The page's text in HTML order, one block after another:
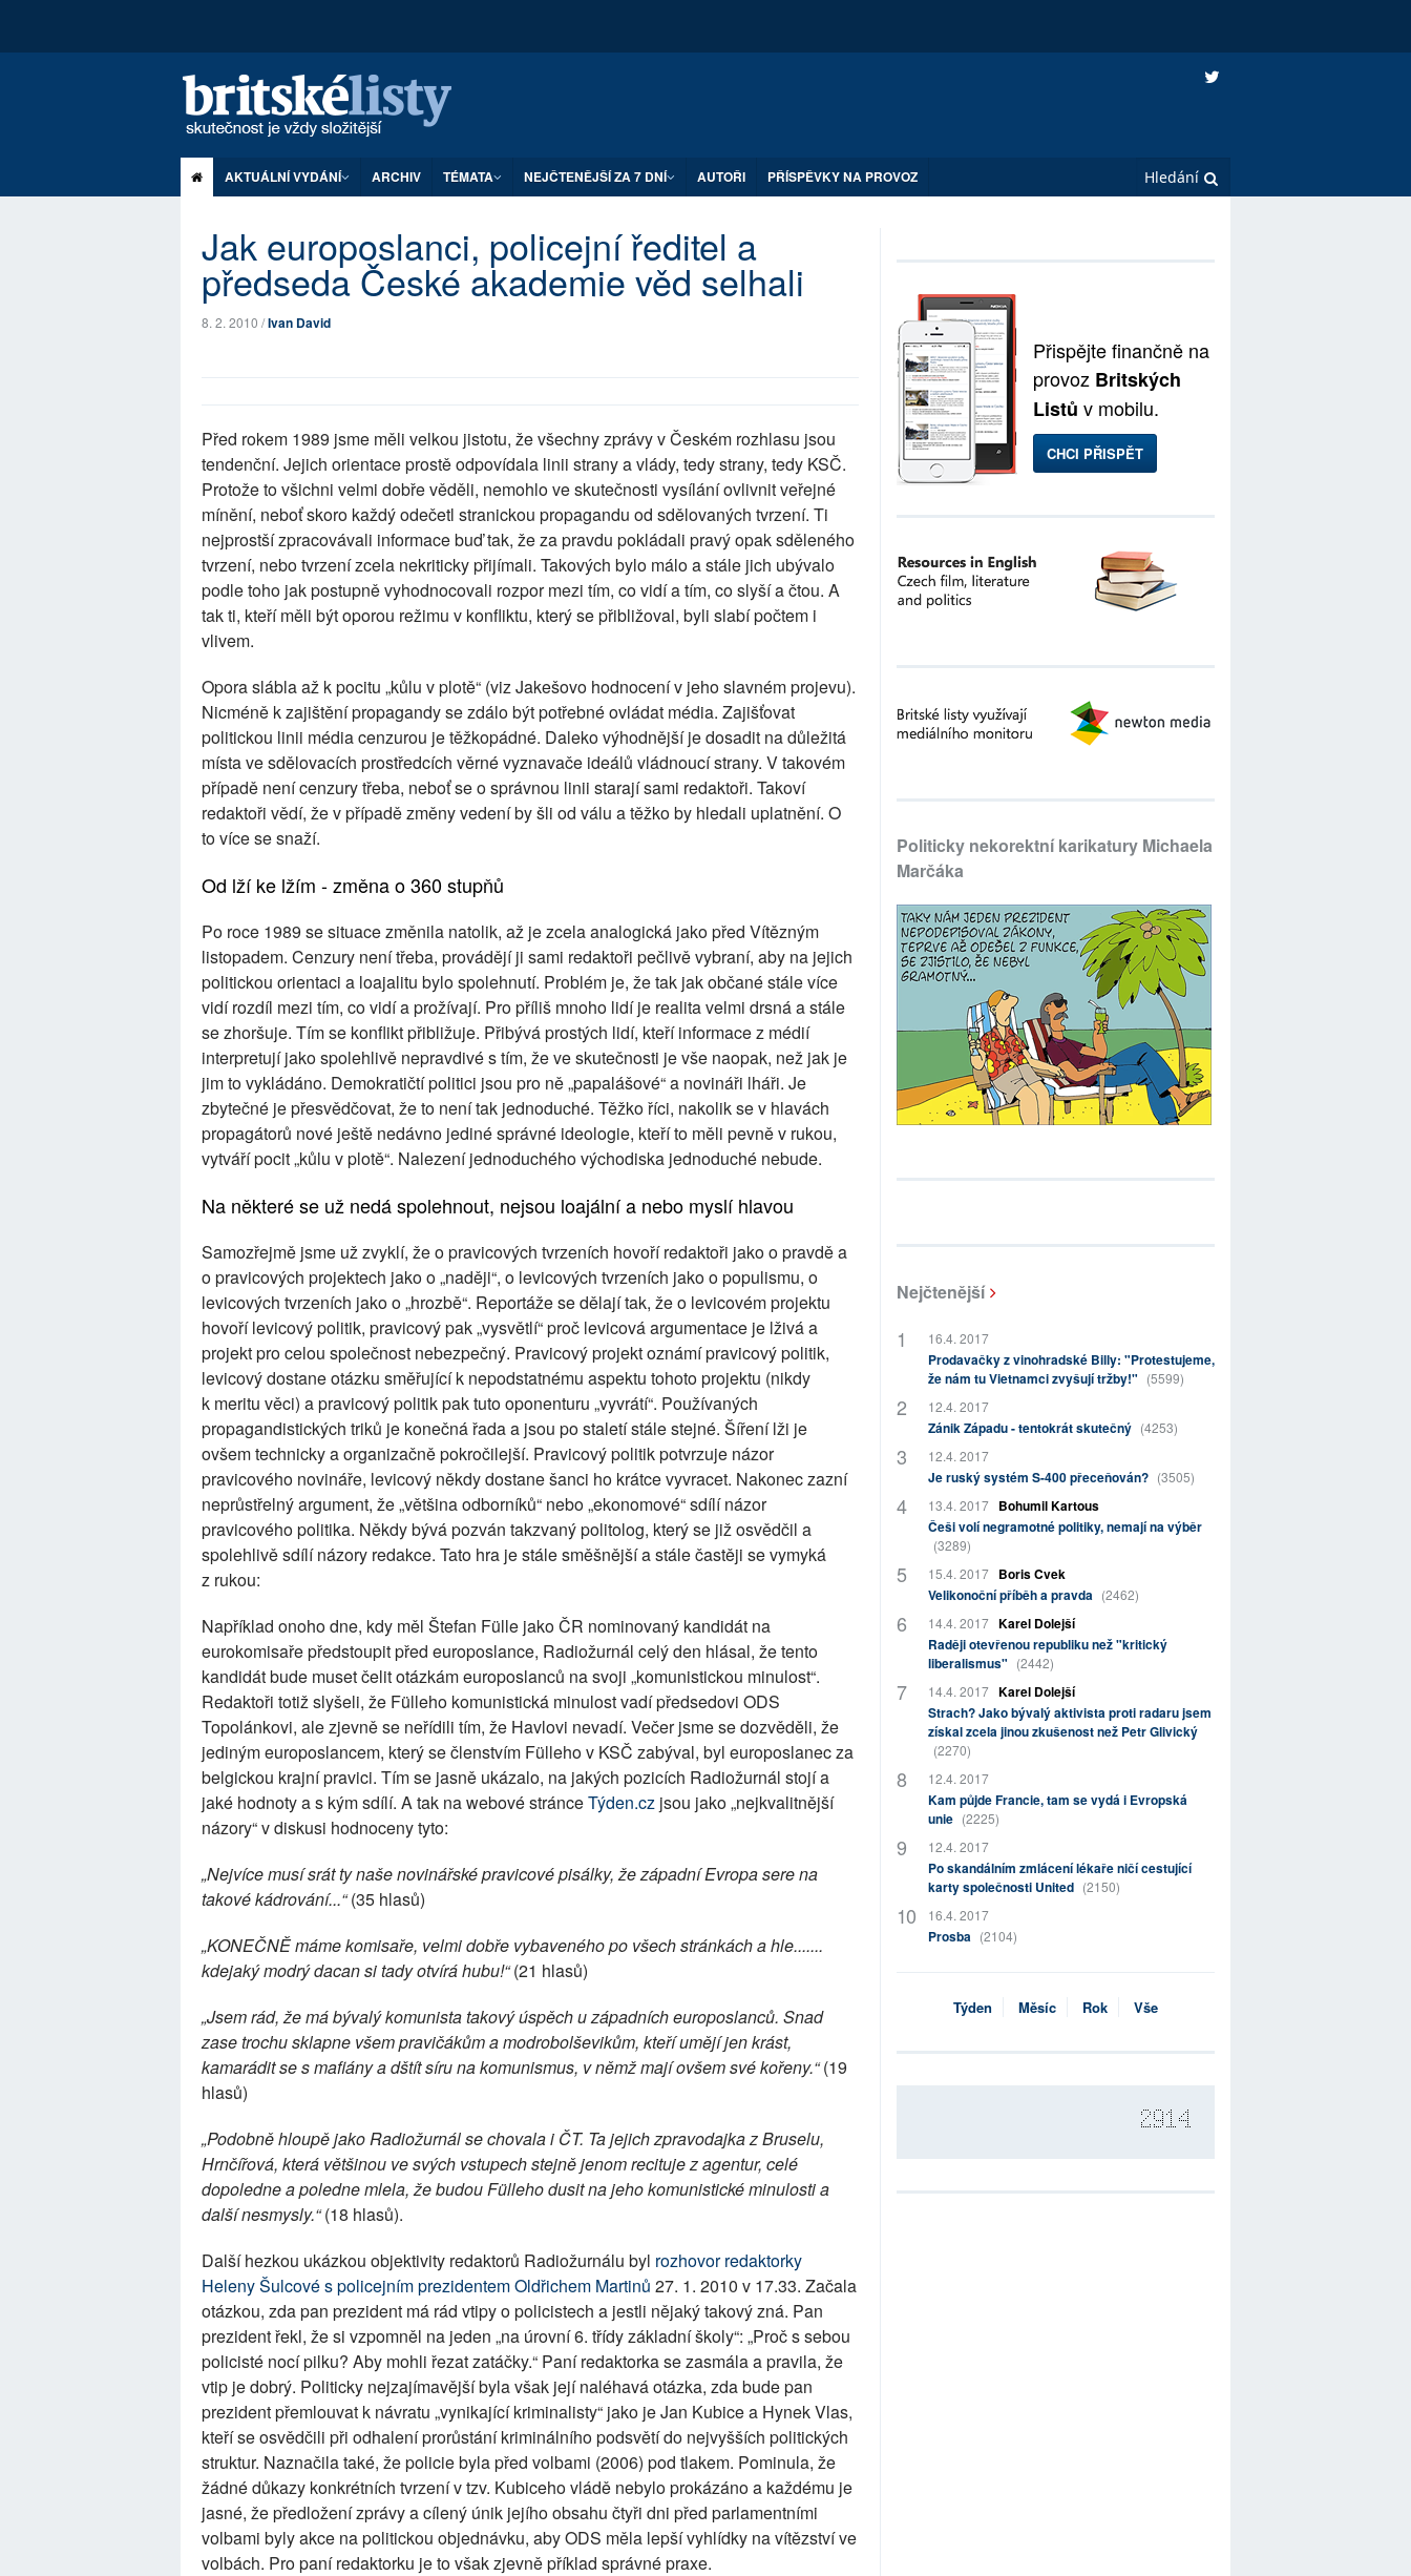
AKTUÁLNÍ VYDÁNÍ ARCHIV TÉMATA NEJČTENĚJŠÍ ZA 7 DNÍ AUTOŘI PŘÍSPĚVKY NA PROVOZ
Jak europoslanci, policejní ředitel a
předseda České akademie věd selhali
8. 2. 2010 /Ivan David
Před rokem 1989 jsme měli velkou jistotu, že všechny zprávy v Českém rozhlasu jsou
tendenční. Jejich orientace prostě odpovídala linii strany a vlády, tedy strany, tedy KSČ.
Protože to všichni velmi dobře věděli, nemohlo ve skutečnosti vysílání ovlivnit veřejné
mínění, neboť skoro každý odečetl stranickou propagandu od sdělovaných tvrzení. Ti
nejprostší zpracovávali informace buď tak, že za pravdu pokládali pravý opak sděleného
tvrzení, nebo tvrzení zcela nekriticky přijímali. Takových bylo málo a stále jich ubývalo
podle toho jak postupně vyhodnocovali rozpor mezi tím, co vidí a tím, co slyší a čtou. A
tak ti, kteří měli být oporou režimu v konfliktu, který se přibližoval, byli slabí počtem i
vlivem.
Opora slábla až k pocitu „kůlu v plotě“ (viz Jakešovo hodnocení v jeho slavném projevu).
Nicméně k zajištění propagandy se zdálo být potřebné ovládat média. Zajišťovat
politickou linii média cenzurou je těžkopádné. Daleko výhodnější je dosadit na důležitá
místa ve sdělovacích prostředcích věrné vyznavače ideálů vládnoucí strany. V takovém
případě není cenzury třeba, neboť se o správnou linii starají sami redaktoři. Takoví
redaktoři vědí, že v případě změny vedení by šli od válu a těžko by hledali uplatnění. O
to více se snaží.
Od lží ke lžím - změna o 360 stupňů
Po roce 1989 se situace změnila natolik, až je zcela analogická jako před Vítězným
listopadem. Cenzury není třeba, provádějí ji sami redaktoři pečlivě vybraní, aby na jejich
politickou orientaci a loajalitu bylo spolehnutí. Problém je, že tak jak občané stále více
vidí rozdíl mezi tím, co vidí a prožívají. Pro příliš mnoho lidí je realita velmi drsná a stále
se zhoršuje. Tím se konflikt přibližuje. Přibývá prostých lidí, kteří informace z médií
interpretují jako spolehlivě nepravdivé s tím, že ve skutečnosti je vše naopak, než jak je
jim to vykládáno. Demokratičtí politici jsou pro ně „papalášové“ a novináři lháři. Je
zbytečné je přesvědčovat, že to není tak jednoduché. Těžko říci, nakolik se v hlavách
propagátorů nové ještě nedávno jediné správné ideologie, kteří to měli pevně v rukou,
vytváří pocit „kůlu v plotě“. Nalezení jednoduchého východiska jednoduché nebude.
Na některé se už nedá spolehnout, nejsou loajální a nebo myslí hlavou
Samozřejmě jsme už zvyklí, že o pravicových tvrzeních hovoří redaktoři jako o pravdě a
o pravicových projektech jako o „naději“, o levicových tvrzeních jako o populismu, o
levicových tvrzeních jako o „hrozbě“. Reportáže se dělají tak, že o levicovém projektu
hovoří levicový politik, pravicový pak „vysvětlí“ proč levicová argumentace je lživá a
projekt pro celou společnost nebezpečný. Pravicový projekt oznámí pravicový politik,
levicový dostane otázku směřující k nepodstatnému aspektu tohoto projektu (nikdy
k meritu věci) a pravicový politik pak tuto oponenturu „vyvrátí“. Používaných
propagandistických triků je konečná řada a jsou po staletí stále stejné. Šíření lži je
ovšem technicky a organizačně pokročilejší. Pravicový politik potvrzuje názor
pravicového novináře, levicový někdy dostane šanci ho krátce vyvracet. Nakonec zazní
neprůstřelný argument, že „většina odborníků“ nebo „ekonomové“ sdílí názor
pravicového politika. Někdy bývá pozván takzvaný politolog, který se již osvědčil a
spolehlivě sdílí názory redakce. Tato hra je stále směšnější a stále častěji se vymyká
z rukou:
Například onoho dne, kdy měl Štefan Fülle jako ČR nominovaný kandidát na
eurokomisaře předstoupit před europoslance, Radiožurnál celý den hlásal, že tento
kandidát bude muset čelit otázkám europoslanců na svoji „komunistickou minulost“.
Redaktoři totiž slyšeli, že Fülleho komunistická minulost vadí předsedovi ODS
Topolánkovi, ale zjevně se neřídili tím, že Havlovi nevadí. Večer jsme se dozvěděli, že
jediným europoslancem, který se členstvím Fülleho v KSČ zabýval, byl europoslanec za
belgickou krajní pravici. Tím se jasně ukázalo, na jakých pozicích Radiožurnál stojí a
jaké hodnoty a s kým sdílí. A tak na webové stránceTýden.cz jsou jako „nejkvalitnější
názory“ v diskusi hodnoceny tyto:
„Nejvíce musí srát ty naše novinářské pravicové pisálky, že západní Evropa sere na
takové kádrování...“(35 hlasů)
„KONEČNĚ máme komisaře, velmi dobře vybaveného po všech stránkách a hle.......
kdejaký modrý dacan si tady otvírá hubu!“(21 hlasů)
„Jsem rád, že má bývalý komunista takový úspěch u západních europoslanců. Snad
zase trochu sklapne všem pravičákům a modrobolševikům, kteří umějí jen krást,
kamarádit se s mafiány a dštít síru na komunismus, v němž mají ovšem své kořeny.“(19
hlasů)
„Podobně hloupě jako Radiožurnál se chovala i ČT. Ta jejich zpravodajka z Bruselu,
Hrnčířová, která většinou ve svých vstupech stejně jenom recituje z agentur, celé
dopoledne a poledne mlela, že budou Fülleho dusit na jeho komunistické minulosti a
další nesmysly.“(18 hlasů).
Další hezkou ukázkou objektivity redaktorů Radiožurnálu byl rozhovor redaktorky
Heleny Šulcové s policejním prezidentem Oldřichem Martinů 27. 1. 2010 v 17.33. Začala
otázkou, zda pan prezident má rád vtipy o policistech a jestli nějaký takový zná. Pan
prezident řekl, že si vzpomněl na jeden „na úrovní 6. třídy základní školy“: „Proč s sebou
policisté nocí pilku? Aby mohli řezat zatáčky.“ Paní redaktorka se zasmála a pravila, že
vtip je dobrý. Politicky nejzajímavější byla však její naléhavá otázka, zda bude pan
prezident přemlouvat k návratu „vynikající kriminalisty“ jako je Jan Kubice a Hynek Vlas,
kteří se osvědčili při odhalení prorůstání kriminálního podsvětí do nejvyšších politických
struktur. Naznačila také, že policie byla před volbami (2006) pod tlakem. Pominula, že
žádné důkazy konkrétních tvrzení v tzv. Kubiceho vládě nebylo prokázáno a každému je
jasné, že předložení zprávy a cílený únik jejího obsahu čtyři dni před parlamentními
volbami byly akce na politickou objednávku, aby ODS měla lepší vyhlídky na vítězství ve
volbách. Pro paní redaktorku je to však zjevně příklad správné praxe.
Přispějte finančně na
provoz Britských
Listů v mobilu.
CHCI PŘISPĚT
Politicky nekorektní karikatury Michaela
Marčáka
Nejčtenější
16.4. 2017
Prodavačky z vinohradské Billy: "Protestujeme,
že nám tu Vietnamci zvyšují tržby!" (5599)
12.4. 2017
Zánik Západu - tentokrát skutečný (4253)
12.4. 2017
Je ruský systém S-400 přeceňován? (3505)
13.4. 2017
Bohumil Kartous
Češi volí negramotné politiky, nemají na výběr
(3289)
15.4. 2017
Boris Cvek
Velikonoční příběh a pravda (2462)
14.4. 2017 Karel Dolejší
Raději otevřenou republiku než "kritický
liberalismus" (2442)
14.4. 2017 Karel Dolejší
Strach? Jako bývalý aktivista proti radaru jsem
získal zcela jinou zkušenost než Petr Glivický
(2270)
12.4. 2017
Kam půjde Francie, tam se vydá i Evropská
unie (2225)
12.4. 2017
Po skandálním zmlácení lékaře ničí cestující
karty společnosti United (2150)
16.4. 2017
Prosba (2104)
Týden Měsíc Rok Vše
2914